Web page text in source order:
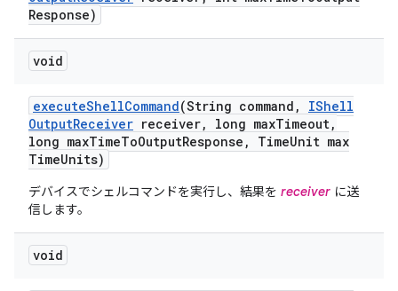
Response)
void
executeShellCommand(String command ,
IShell
OutputReceiver receiver, long maxTimeout,
long maxTimeToOutputResponse , TimeUnit max
TimeUnits)
デバイスでシェルコマンドを実行し、結果を receiver に送
信します。
void